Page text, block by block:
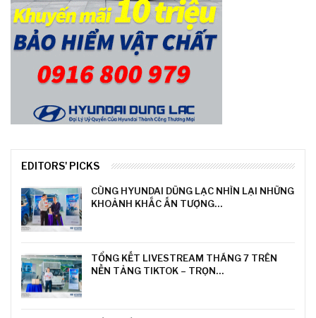
EDITORS' PICKS
CÙNG HYUNDAI DŨNG LẠC NHÌN LẠI NHỮNG
KHOẢNH KHẮC ẤN TƯỢNG…
TỔNG KẾT LIVESTREAM THÁNG 7 TRÊN
NỀN TẢNG TIKTOK – TRỌN…